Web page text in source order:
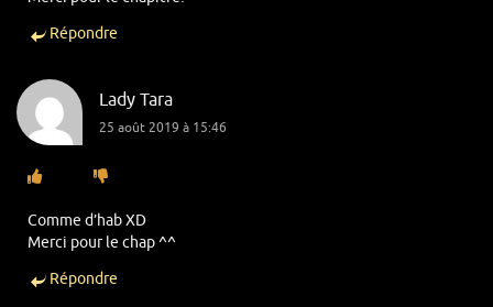
Répondre
Lady Tara
25 août 2019 à 15:46
Comme d’hab XD
Merci pour le chap ^^
Répondre